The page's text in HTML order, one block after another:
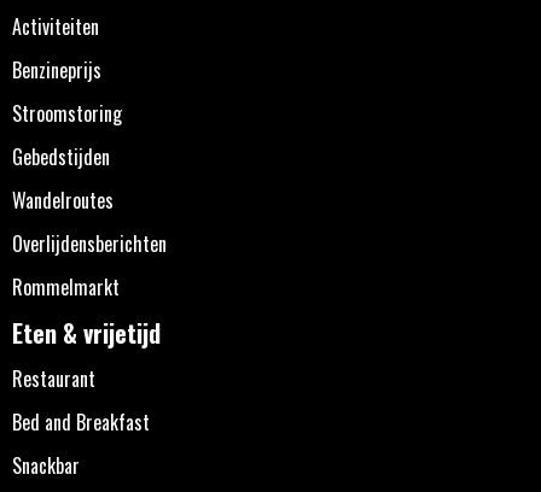
Activiteiten
Benzineprijs
Stroomstoring
Gebedstijden
Wandelroutes
Overlijdensberichten
Rommelmarkt
Eten & vrijetijd
Restaurant
Bed and Breakfast
Snackbar